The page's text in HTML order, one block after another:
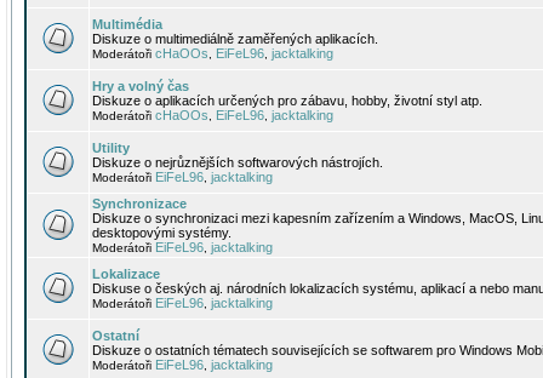
Multimédia
Diskuze o multimediálně zaměřených aplikacích.
Moderátoři cHaOOs EiFeL96 jacktalking
Hry a volný čas
Diskuze o aplikacích určených pro zábavu, hobby, životní styl atp.
Moderátoři cHaOOs EiFeL96 jacktalking
Utility
Diskuze o nejrůznějších softwarových nástrojích.
Moderátoři EiFeL96 jacktalking
Synchronizace
Diskuze o synchronizaci mezi kapesním zařízením a Windows, MacOS,
desktopovými systémy.
Moderátoři EiFeL96 jacktalking
Lokalizace
Diskuse o českých aj. národních lokalizacích systému, aplikací a nebo
Moderátoři EiFeL96 jacktalking
Ostatní
Diskuze o ostatních tématech souvisejících se softwarem pro Windows
Moderátoři EiFeL96 jacktalking